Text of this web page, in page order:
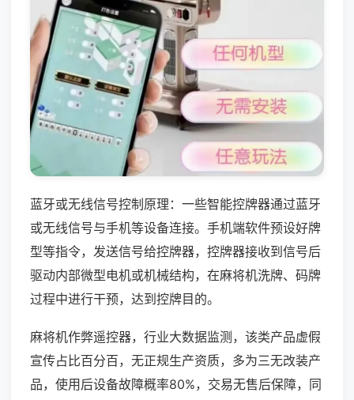
蓝牙或无线信号控制原理：一些智能控牌器通过蓝牙
或无线信号与手机等设备连接。手机端软件预设好牌
型等指令，发送信号给控牌器，控牌器接收到信号后
驱动内部微型电机或机械结构，在麻将机洗牌、码牌
过程中进行干预，达到控牌目的。
麻将机作弊遥控器，行业大数据监测，该类产品虚假
宣传占比百分百，无正规生产资质，多为三无改装产
品，使用后设备故障概率80%，交易无售后保障，同